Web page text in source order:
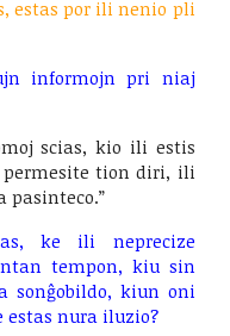
estas por ili nenio pli
informojn pri niaj
scias, kio ili estis
tion diri, ili
pasinteco.”
ke ili neprecize
tempon, kiu sin
sonĝobildo, kiun oni
estas nura iluzio?